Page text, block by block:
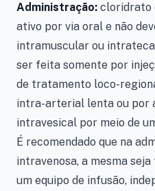
Administração: cloridrato
ativo por via oral e não
intramuscular ou
ser feita somente por
de tratamento loco-
intra-arterial lenta ou por
intravesical por meio de
É recomendado que na
intravenosa, a mesma
um equipo de infusão,